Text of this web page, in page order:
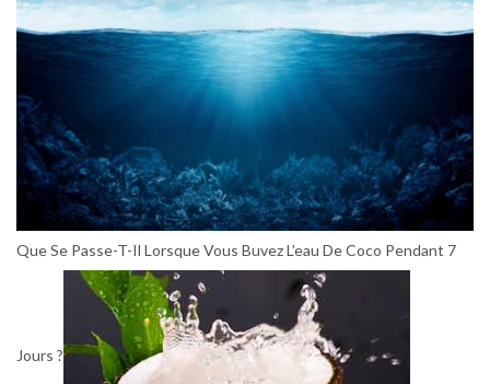
Que Se Passe-T-Il Lorsque Vous Buvez L’eau De Coco Pendant 7
Jours ?